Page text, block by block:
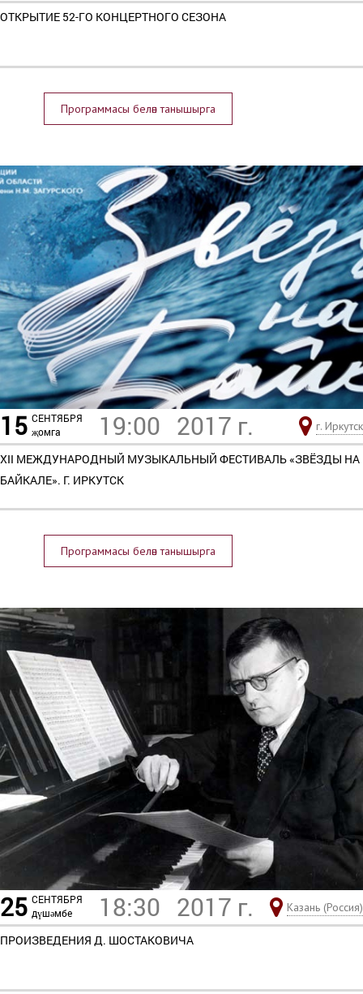
ОТКРЫТИЕ 52-ГО КОНЦЕРТНОГО СЕЗОНА
Программасы белән танышырга
15 СЕНТЯБРЯ
җомга
19:00 2017 г. г. Иркутск
XII МЕЖДУНАРОДНЫЙ МУЗЫКАЛЬНЫЙ ФЕСТИВАЛЬ «ЗВЁЗДЫ НА
БАЙКАЛЕ». Г. ИРКУТСК
Программасы белән танышырга
25 СЕНТЯБРЯ
дүшәмбе
18:30 2017 г. Казань (Россия)
ПРОИЗВЕДЕНИЯ Д. ШОСТАКОВИЧА